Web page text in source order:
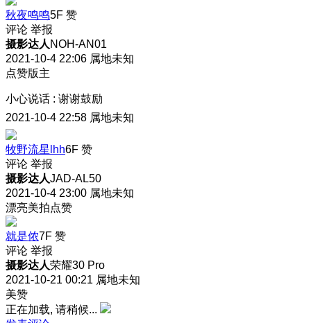
秋夜鸣鸣5F 赞
评论 举报
摄影达人 NOH-AN01
2021-10-4 22:06 属地未知
点赞版主
小心说话 : 谢谢鼓励
2021-10-4 22:58 属地未知
牧野流星lhh6F 赞
评论 举报
摄影达人JAD-AL50
2021-10-4 23:00 属地未知
漂亮美拍点赞
就是侬7F 赞
评论 举报
摄影达人荣耀30 Pro
2021-10-21 00:21 属地未知
美赞
正在加载, 请稍候...